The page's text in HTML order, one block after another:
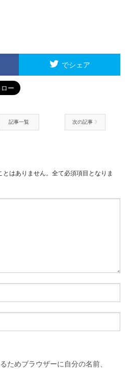
でシェア
記事一覧 次の記事
はありません。全て必須項目となりま
ためブラウザーに自分の名前、